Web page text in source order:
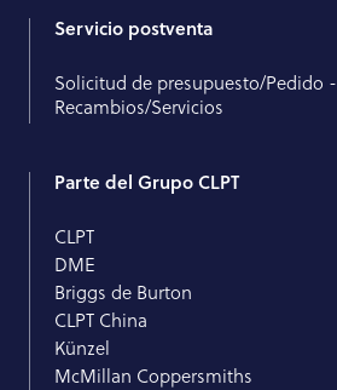
Servicio postventa
Solicitud de presupuesto/Pedido -
Recambios/Servicios
Parte del Grupo CLPT
CLPT
DME
Briggs de Burton
CLPT China
Künzel
McMillan Coppersmiths